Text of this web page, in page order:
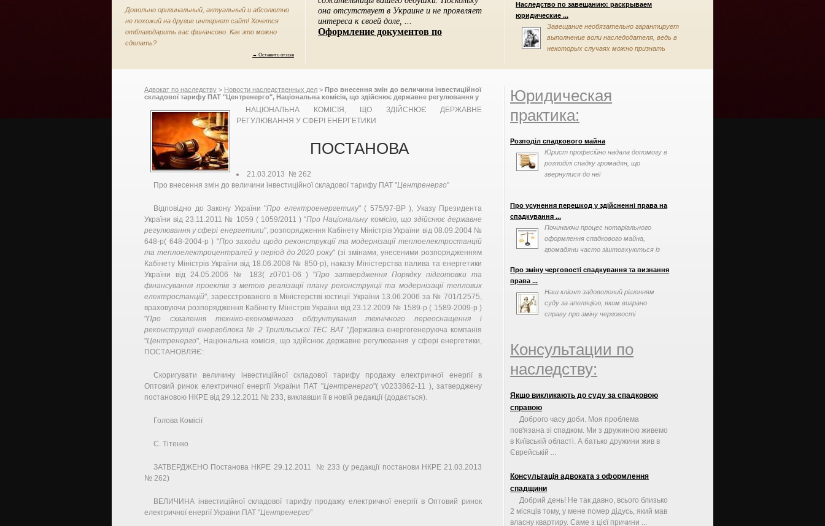
Довольно оригинальный, актуальный и абсолютно
не похожий на другие интернет сайт! Хочется
отблагодарить вас финансово. Как это можно
сделать?
→ Оставить отзыв
Наследство по завещанию: раскрываем
юридические ...
Завещание необязательно гарантирует
выполнение воли наследодателя, ведь в
некоторых случаях можно признать
Адвокат по наследству > Новости наследственных дел > Про внесення змін до величини інвестиційної
складової тарифу ПАТ "Центренерго", Національна комісія, що здійснює державне регулювання у
НАЦІОНАЛЬНА КОМІСІЯ, ЩО ЗДІЙСНЮЄ ДЕРЖАВНЕ
РЕГУЛЮВАННЯ У СФЕРІ ЕНЕРГЕТИКИ
ПОСТАНОВА
21.03.2013 № 262
Про внесення змін до величини інвестиційної складової тарифу ПАТ "Центренерго"
Відповідно до Закону України "Про електроенергетику" ( 575/97-ВР ), Указу Президента
України від 23.11.2011 № 1059 ( 1059/2011 ) "Про Національну комісію, що здійснює державне
регулювання у сфері енергетики", розпорядження Кабінету Міністрів України від 08.09.2004 №
648-р( 648-2004-р ) "Про заходи щодо реконструкції та модернізації теплоелектростанцій
та теплоелектроцентралей у період до 2020 року" (зі змінами, унесеними розпорядженням
Кабінету Міністрів України від 18.06.2008 № 850-р), наказу Міністерства палива та енергетики
України від 24.05.2006 № 183( z0701-06 ) "Про затвердження Порядку підготовки та
фінансування проектів з метою реалізації плану реконструкції та модернізації теплових
електростанцій", зареєстрованого в Міністерстві юстиції України 13.06.2006 за № 701/12575,
враховуючи розпорядження Кабінету Міністрів України від 23.12.2009 № 1589-р ( 1589-2009-р )
"Про схвалення техніко-економічного обґрунтування технічного переоснащення і
реконструкції енергоблока № 2 Трипільської ТЕС ВАТ "Державна енергогенеруюча компанія
"Центренерго", Національна комісія, що здійснює державне регулювання у сфері енергетики,
ПОСТАНОВЛЯЄ:
Скоригувати величину інвестиційної складової тарифу продажу електричної енергії в
Оптовий ринок електричної енергії України ПАТ "Центренерго"( v0233862-11 ), затверджену
постановою НКРЕ від 29.12.2011 № 233, виклавши її в новій редакції (додається).
Голова Комісії
С. Тітенко
ЗАТВЕРДЖЕНО Постанова НКРЕ 29.12.2011 № 233 (у редакції постанови НКРЕ 21.03.2013
№ 262)
ВЕЛИЧИНА інвестиційної складової тарифу продажу електричної енергії в Оптовий ринок
електричної енергії України ПАТ "Центренерго"
Юридическая
практика:
Розподіл спадкового майна
Юрист професійно надала допомогу в
розподілі спадку громадян, що
звернулися до неї
Про усунення перешкод у здійсненні права на
спадкування ...
Починаючи процес нотаріального
оформлення спадкового майна,
громадяни часто зіштовхуються із
Про зміну черговості спадкування та визнання
права ...
Наш клієнт задоволений рішенням
суду за апеляцією, яким виграно
справу про зміну черговості
Консультации по
наследству:
Якщо викликають до суду за спадковою
справою
Доброго часу доби. Моя проблема
пов'язана зі спадком. Ми з дружиною живемо
в Київській області. А батько дружини жив в
Єврейській ...
Консультація адвоката з оформлення
спадщини
Добрий день! Не так давно, всього близько
2 місяців тому, у мене помер дідусь, який мав
власну квартиру. Саме з цієї причини ...